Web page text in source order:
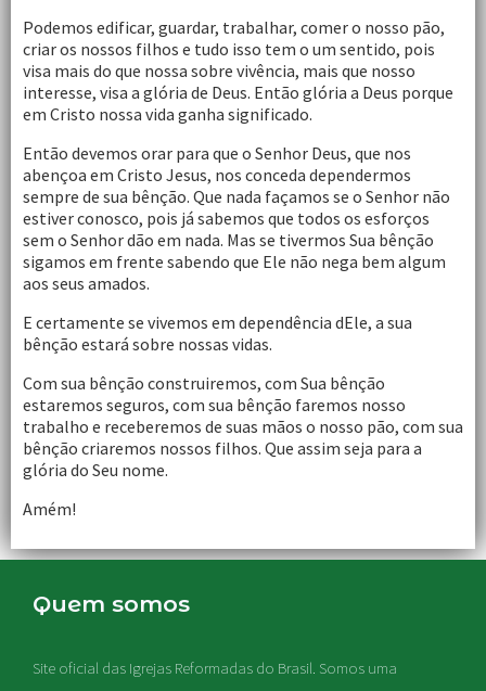
Podemos edificar, guardar, trabalhar, comer o nosso pão,
criar os nossos filhos e tudo isso tem o um sentido, pois
visa mais do que nossa sobre vivência, mais que nosso
interesse, visa a glória de Deus. Então glória a Deus porque
em Cristo nossa vida ganha significado.
Então devemos orar para que o Senhor Deus, que nos
abençoa em Cristo Jesus, nos conceda dependermos
sempre de sua bênção. Que nada façamos se o Senhor não
estiver conosco, pois já sabemos que todos os esforços
sem o Senhor dão em nada. Mas se tivermos Sua bênção
sigamos em frente sabendo que Ele não nega bem algum
aos seus amados.
E certamente se vivemos em dependência dEle, a sua
bênção estará sobre nossas vidas.
Com sua bênção construiremos, com Sua bênção
estaremos seguros, com sua bênção faremos nosso
trabalho e receberemos de suas mãos o nosso pão, com sua
bênção criaremos nossos filhos. Que assim seja para a
glória do Seu nome.
Amém!
Quem somos
Site oficial das Igrejas Reformadas do Brasil. Somos uma